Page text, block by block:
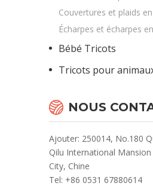
Couvertures et plaids
Écharpes et écharpes
Bébé Tricots
NOUS
Ajouter: 250014, No.180
Qilu International Mansion
City, Chine
Tel: +86 0531 67880614